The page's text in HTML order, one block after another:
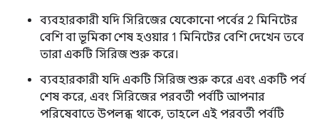
ব্যবহারকারী যদি সিরিজের যেকোনো পর্বের 2 মিনিটের
বেশি বা ভূমিকা শেষ হওয়ার 1 মিনিটের বেশি দেখেন তবে
তারা একটি সিরিজ শুরু করে।
ব্যবহারকারী যদি একটি সিরিজ শুরু করে এবং একটি পর্ব
শেষ করে, এবং সিরিজের পরবর্তী পর্বটি আপনার
পরিষেবাতে উপলব্ধ থাকে, তাহলে এই পরবর্তী পর্বটি